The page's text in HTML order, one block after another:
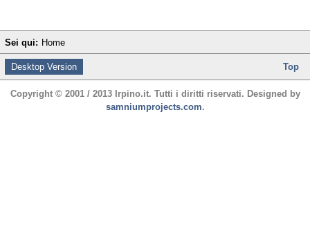
Sei qui: Home
Desktop Version Top
Copyright © 2001 / 2013 Irpino.it. Tutti i diritti riservati. Designed by
samniumprojects.com.